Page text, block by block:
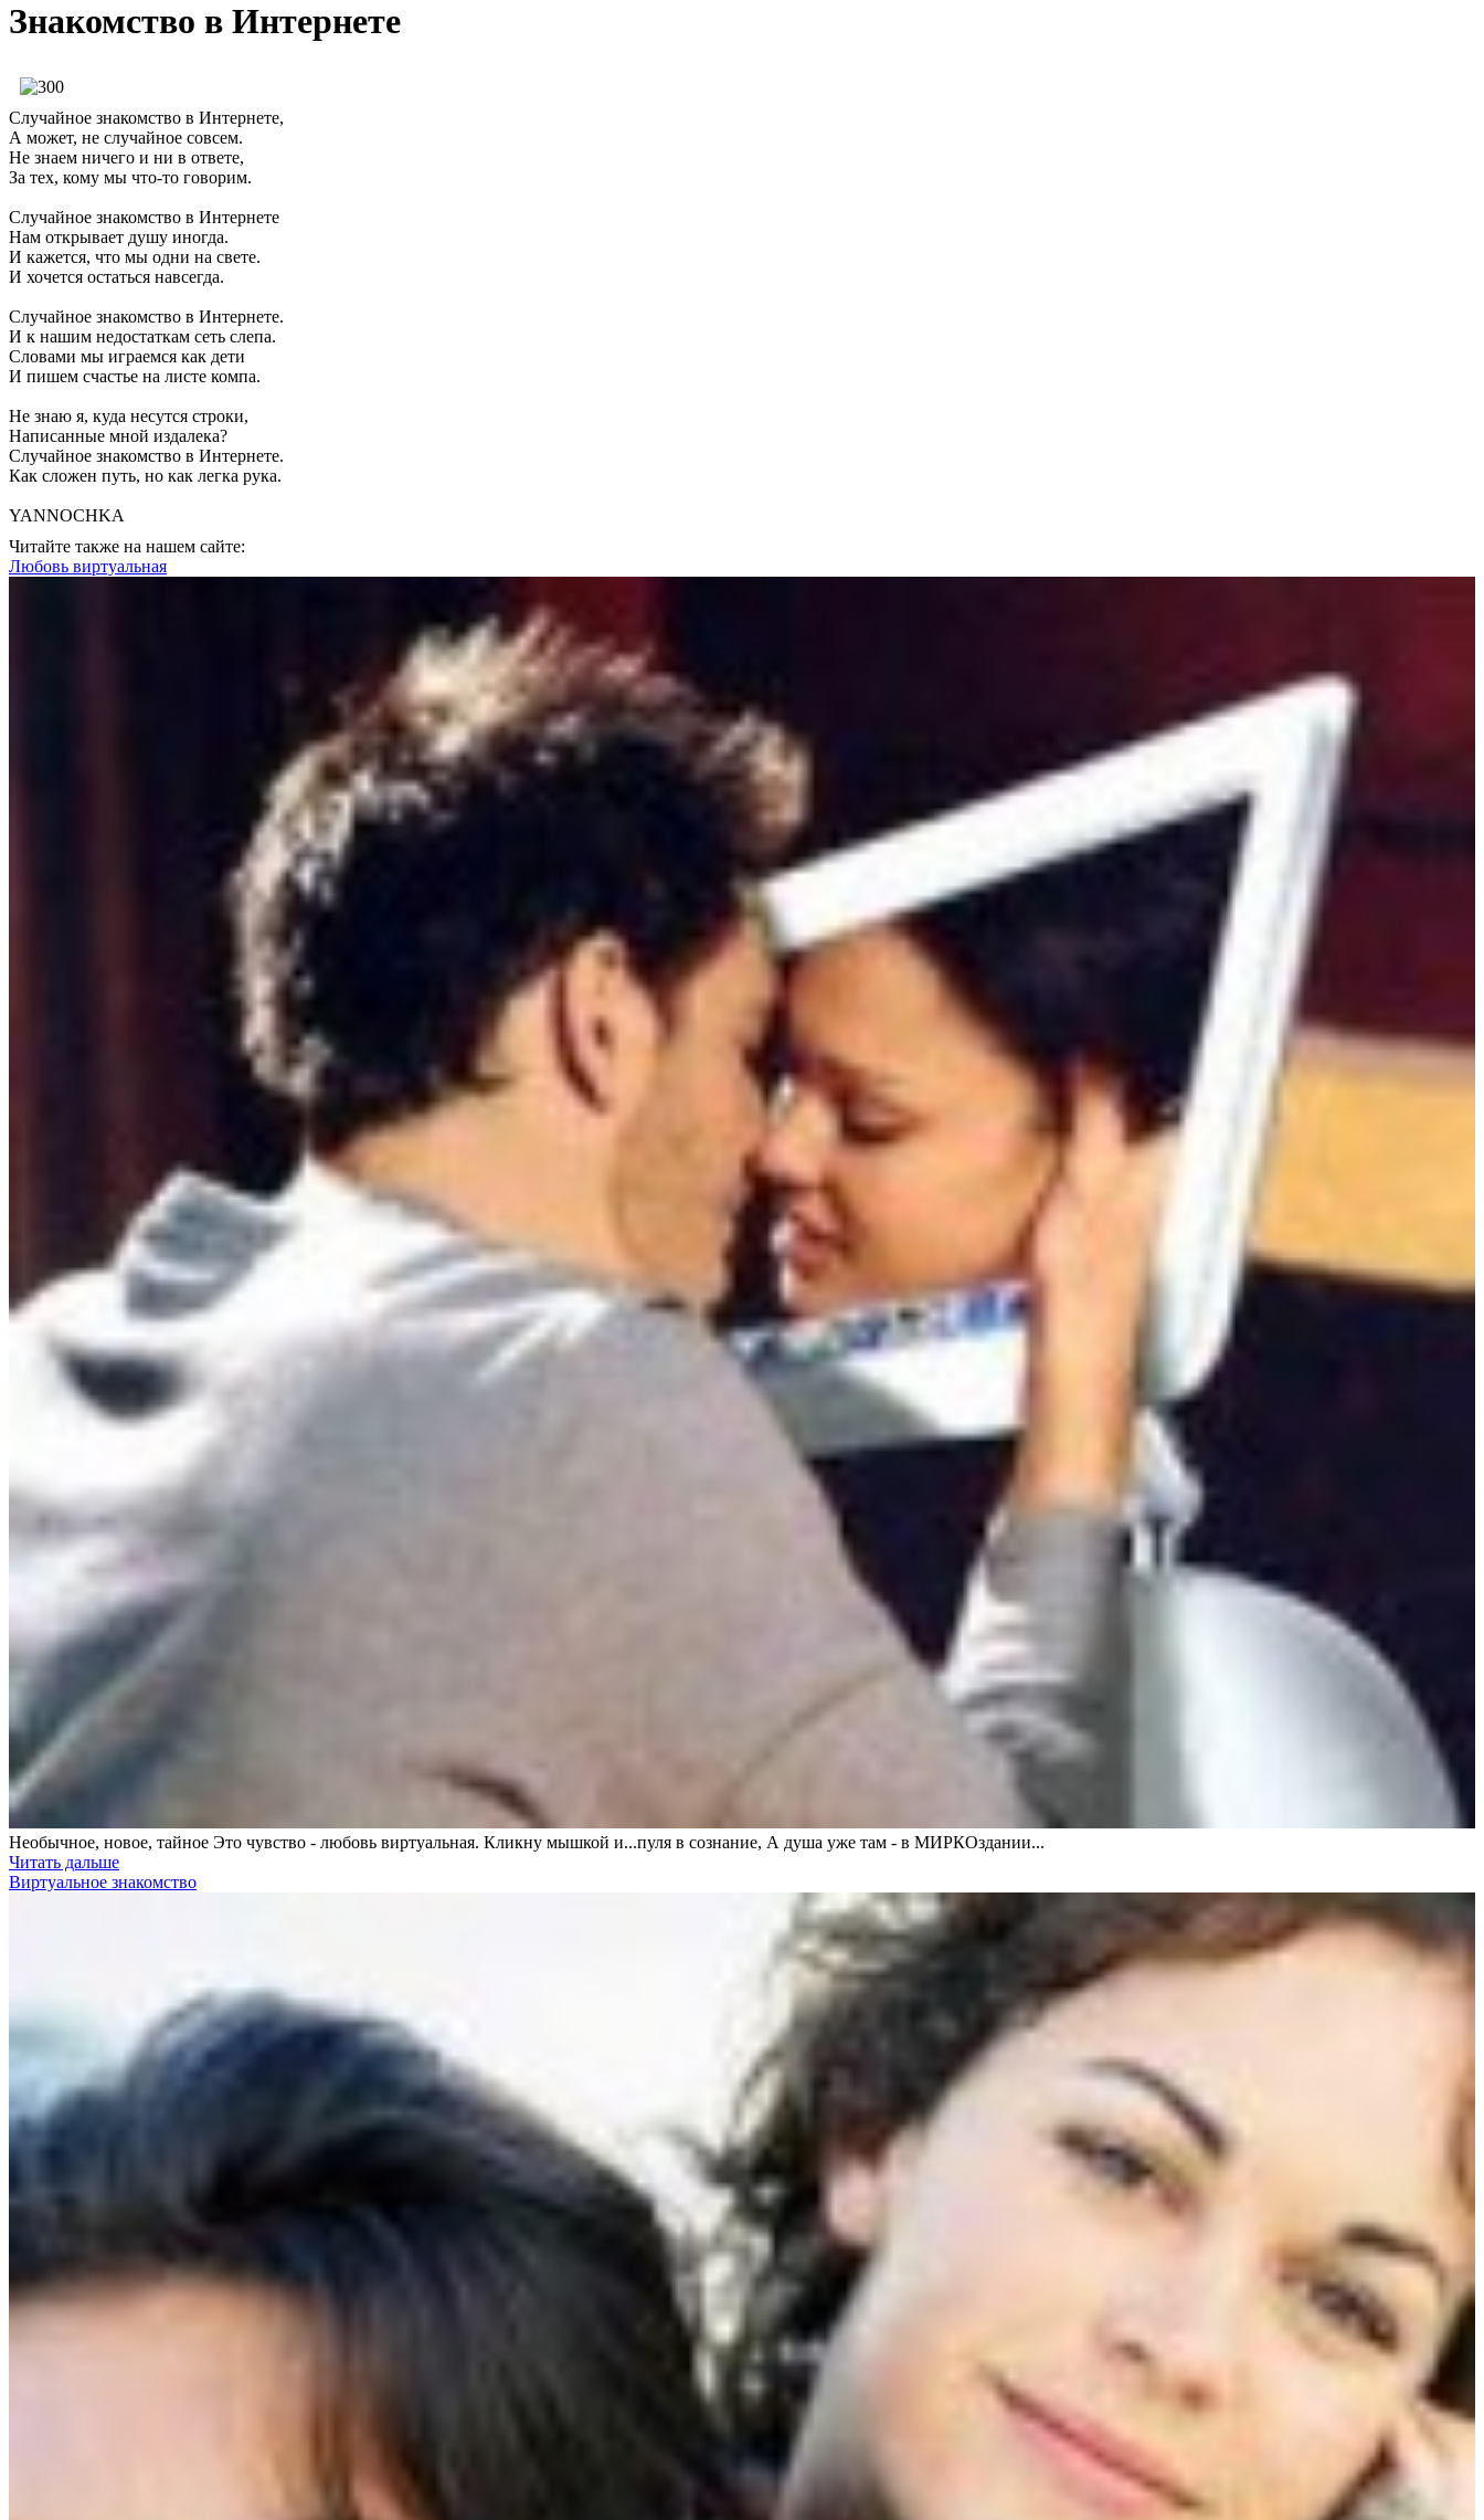
Знакомство в Интернете
Случайное знакомство в Интернете,
А может, не случайное совсем.
Не знаем ничего и ни в ответе,
За тех, кому мы что-то говорим.
Случайное знакомство в Интернете
Нам открывает душу иногда.
И кажется, что мы одни на свете.
И хочется остаться навсегда.
Случайное знакомство в Интернете.
И к нашим недостаткам сеть слепа.
Словами мы играемся как дети
И пишем счастье на листе компа.
Не знаю я, куда несутся строки,
Написанные мной издалека?
Случайное знакомство в Интернете.
Как сложен путь, но как легка рука.
YANNOCHKA
Читайте также на нашем сайте:
Любовь виртуальная
Необычное, новое, тайное Это чувство - любовь виртуальная. Кликну мышкой и...пуля в сознание, А душа уже там - в МИРКОздании...
Читать дальше
Виртуальное знакомство